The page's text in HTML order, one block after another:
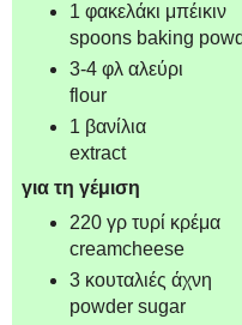
1 φακελάκι
spoons baking
3-4 φλ
flour
1
extract
για τη
220 γρ
creamcheese
3
powder sugar